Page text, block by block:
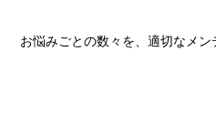
お悩みごとの数々を、適切なメン